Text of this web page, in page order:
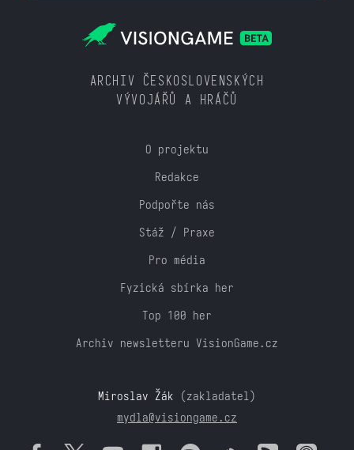
ARCHIV ČESKOSLOVENSKÝCH
VÝVOJÁŘŮ A HRÁČŮ
O projektu
Redakce
Podpořte nás
Stáž / Praxe
Pro média
Fyzická sbírka her
Top 100 her
Archiv newsletteru VisionGame.cz
Miroslav Žák (zakladatel)
mydla@visiongame.cz